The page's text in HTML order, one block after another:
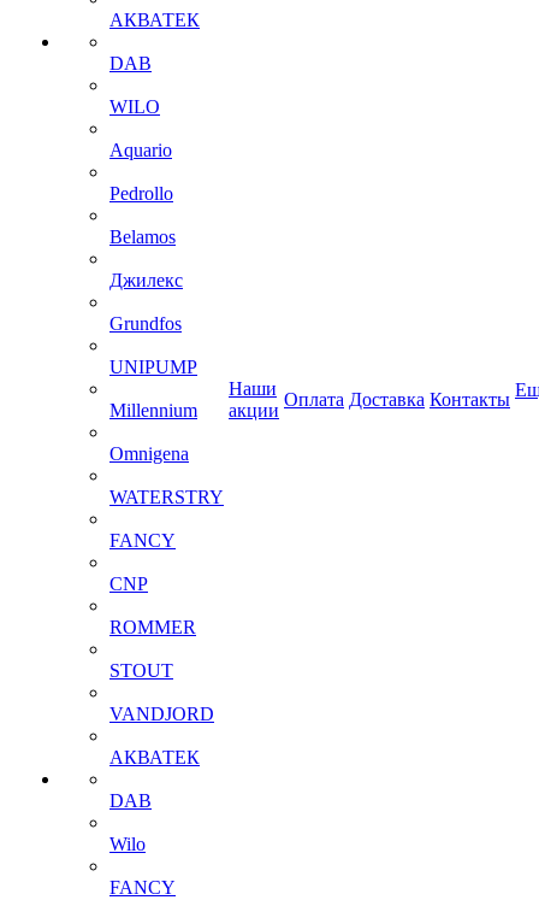
АКВАТЕК
DAB
WILO
Aquario
Pedrollo
Belamos
Джилекс
Grundfos
UNIPUMP
Millennium
Omnigena
WATERSTRY
FANCY
CNP
ROMMER
STOUT
VANDJORD
АКВАТЕК
DAB
Wilo
FANCY
Наши
акции
Оплата Доставка Контакты